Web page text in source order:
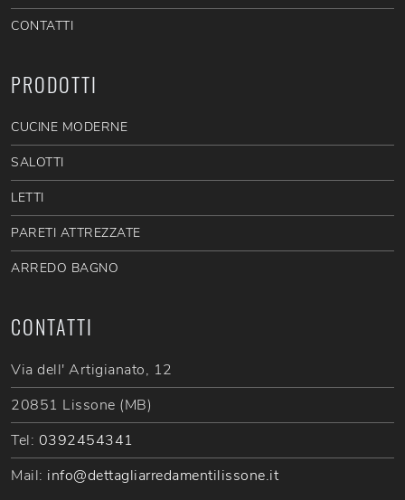
CONTATTI
PRODOTTI
CUCINE MODERNE
SALOTTI
LETTI
PARETI ATTREZZATE
ARREDO BAGNO
CONTATTI
Via dell' Artigianato, 12
20851 Lissone (MB)
Tel: 0392454341
Mail: info@dettagliarredamentilissone.it